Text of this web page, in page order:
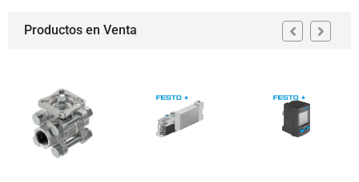
Productos en Venta